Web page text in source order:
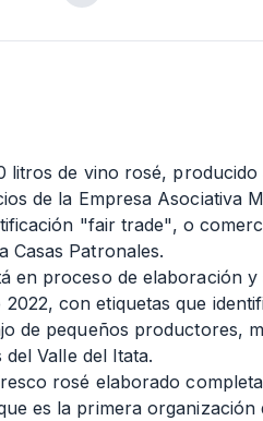
litros de vino rosé,
de la Empresa Asociativa
"fair trade", o
Casas Patronales.
en proceso de elaboración
con etiquetas que
de pequeños productores,
Valle del Itata.
rosé elaborado
es la primera